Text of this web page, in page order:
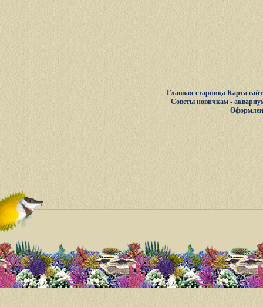
Главная старница Карта
Советы новичкам -